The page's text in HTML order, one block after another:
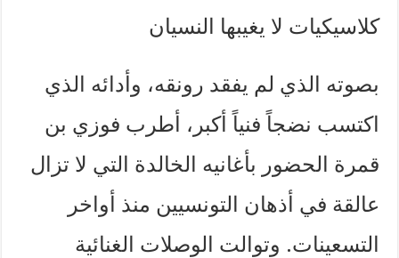
كلاسيكيات لا يغيبها النسيان
بصوته الذي لم يفقد رونقه، وأدائه الذي
اكتسب نضجاً فنياً أكبر، أطرب فوزي بن
قمرة الحضور بأغانيه الخالدة التي لا تزال
عالقة في أذهان التونسيين منذ أواخر
التسعينات. وتوالت الوصلات الغنائية